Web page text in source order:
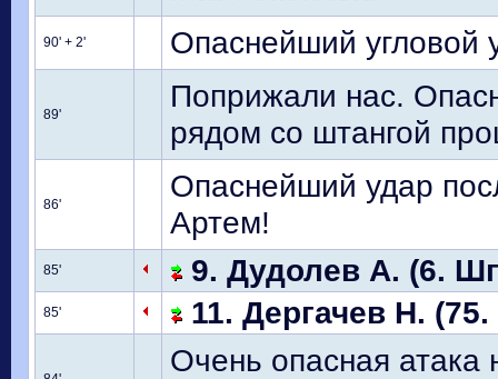
90' + 2' Опаснейший угловой
89'
Поприжали нас.
рядом со штангой
86'
Опаснейший удар
Артем!
85' 9. Дудолев А. (6.
85' 11. Дергачев Н.
Очень опасная